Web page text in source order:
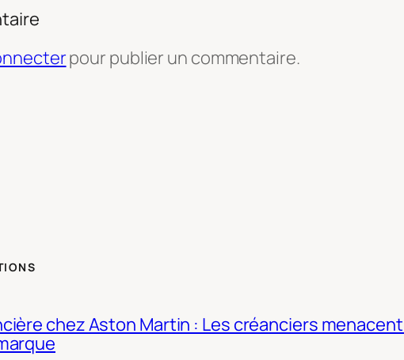
pour publier un commentaire.
chez Aston Martin : Les créanciers